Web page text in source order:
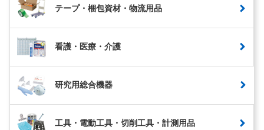
テープ・梱包資材・物流用品
看護・医療・介護
研究用総合機器
工具・電動工具・切削工具・計測用品